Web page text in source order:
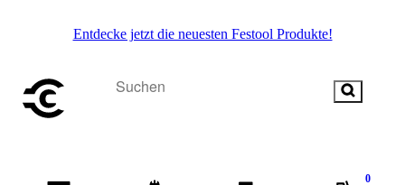
Entdecke jetzt die neuesten Festool Produkte!
0